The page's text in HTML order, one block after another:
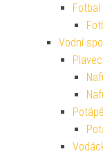
Fotbal
Vodní